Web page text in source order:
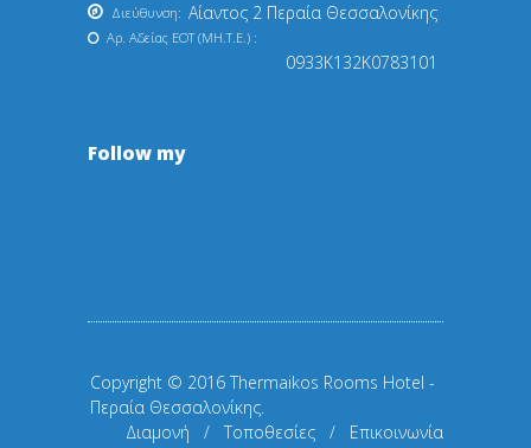
Διεύθυνση: Αίαντος 2 Περαία Θεσσαλονίκης
Αρ. Αδείας EOT (ΜΗ.Τ.Ε.) :
0933Κ132Κ0783101
Follow my
Copyright © 2016 Thermaikos Rooms Hotel -
Περαία Θεσσαλονίκης.
Διαμονή / Τοποθεσίες / Επικοινωνία